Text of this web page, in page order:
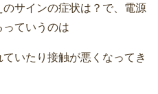
サインの症状は？で、電源
っていうのは
いたり接触が悪くなってき